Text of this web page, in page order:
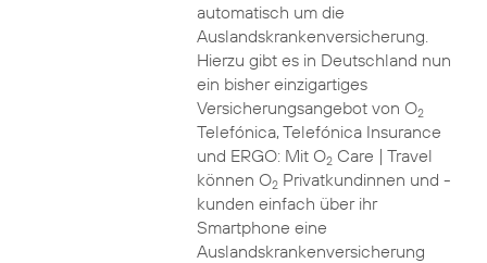
automatisch um die
Auslandskrankenversicherung.
Hierzu gibt es in Deutschland nun
ein bisher einzigartiges
Versicherungsangebot von O2
Telefónica, Telefónica Insurance
und ERGO: Mit O2Care | Travel
können O2Privatkundinnen und -
kunden einfach über ihr
Smartphone eine
Auslandskrankenversicherung